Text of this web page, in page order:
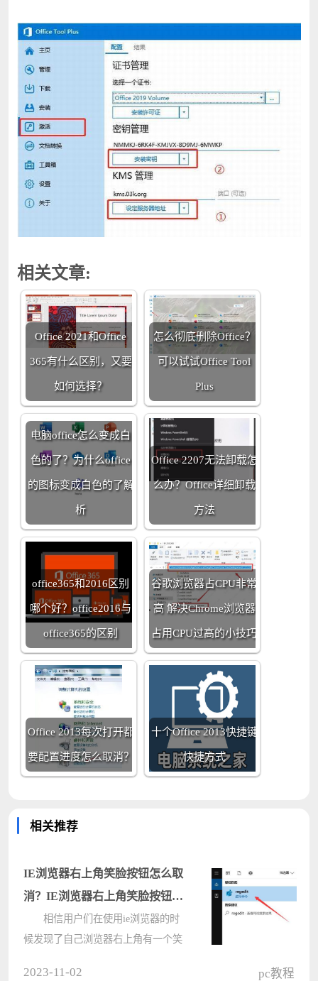
相关文章:
Office 2021和Office
365有什么区别，又要
如何选择？
怎么彻底删除Office？
可以试试Office Tool
Plus
电脑office怎么变成白
色的了？为什么office
的图标变成白色的了解
析
Office 2207无法卸载怎
么办？Office详细卸载
方法
office365和2016区别
哪个好？office2016与
office365的区别
谷歌浏览器占CPU非常
高 解决Chrome浏览器
占用CPU过高的小技巧
Office 2013每次打开都
要配置进度怎么取消？
十个Office 2013快捷键
快捷方式
相关推荐
IE浏览器右上角笑脸按钮怎么取
消？IE浏览器右上角笑脸按钮取
消教
相信用户们在使用ie浏览器的时
候发现了自己浏览器右上角有一个笑
2023-11-02 pc教程